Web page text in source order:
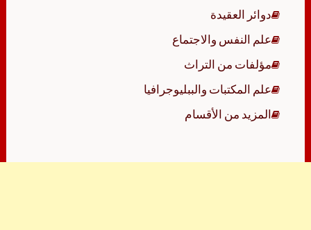
دوائر العقيدة
علم النفس والاجتماع
مؤلفات من التراث
علم المكتبات والببليوجرافيا
المزيد من الأقسام